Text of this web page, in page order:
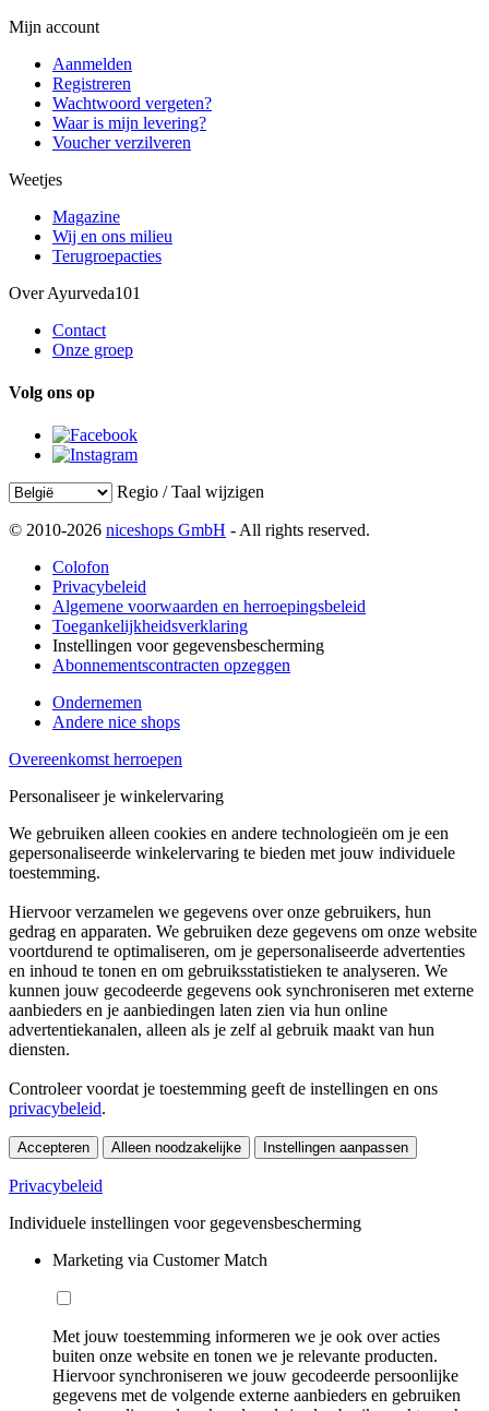
Mijn account
Aanmelden
Registreren
Wachtwoord vergeten?
Waar is mijn levering?
Voucher verzilveren
Weetjes
Magazine
Wij en ons milieu
Terugroepacties
Over Ayurveda101
Contact
Onze groep
Volg ons op
Regio / Taal wijzigen
© 2010-2026 niceshops GmbH - All rights reserved.
Colofon
Privacybeleid
Algemene voorwaarden en herroepingsbeleid
Toegankelijkheidsverklaring
Instellingen voor gegevensbescherming
Abonnementscontracten opzeggen
Ondernemen
Andere nice shops
Overeenkomst herroepen
Personaliseer je winkelervaring
We gebruiken alleen cookies en andere technologieën om je een
gepersonaliseerde winkelervaring te bieden met jouw individuele
toestemming.
Hiervoor verzamelen we gegevens over onze gebruikers, hun
gedrag en apparaten. We gebruiken deze gegevens om onze website
voortdurend te optimaliseren, om je gepersonaliseerde advertenties
en inhoud te tonen en om gebruiksstatistieken te analyseren. We
kunnen jouw gecodeerde gegevens ook synchroniseren met externe
aanbieders en je aanbiedingen laten zien via hun online
advertentiekanalen, alleen als je zelf al gebruik maakt van hun
diensten.
Controleer voordat je toestemming geeft de instellingen en ons
privacybeleid.
Accepteren Alleen noodzakelijke Instellingen aanpassen
Privacybeleid
Individuele instellingen voor gegevensbescherming
Marketing via Customer Match
Met jouw toestemming informeren we je ook over acties
buiten onze website en tonen we je relevante producten.
Hiervoor synchroniseren we jouw gecodeerde persoonlijke
gegevens met de volgende externe aanbieders en gebruiken